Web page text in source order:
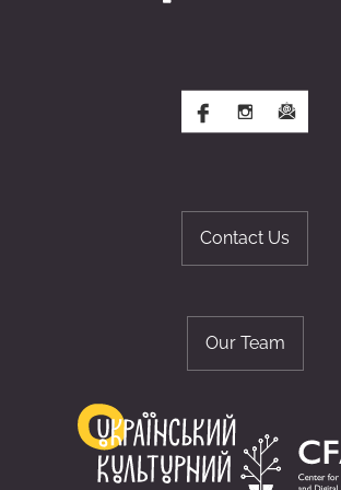
Contact Us
Our Team